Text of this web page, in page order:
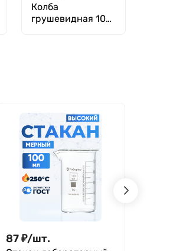
Колба
грушевидная 10
87₽/шт.